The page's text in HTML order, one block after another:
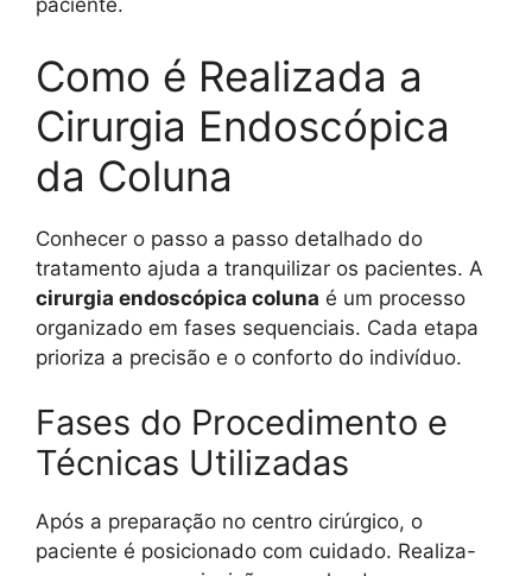
paciente.
Como é Realizada a
Cirurgia Endoscópica
da Coluna
Conhecer o passo a passo detalhado do
tratamento ajuda a tranquilizar os pacientes. A
cirurgia endoscópica coluna é um processo
organizado em fases sequenciais. Cada etapa
prioriza a precisão e o conforto do indivíduo.
Fases do Procedimento e
Técnicas Utilizadas
Após a preparação no centro cirúrgico, o
paciente é posicionado com cuidado. Realiza-